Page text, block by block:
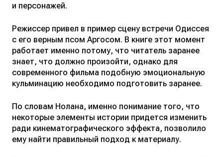
и персонажей.
Режиссер привел в пример сцену встречи Одиссея
с его верным псом Аргосом. В книге этот момент
работает именно потому, что читатель заранее
знает, что должно произойти, однако для
современного фильма подобную эмоциональную
кульминацию необходимо подготовить заранее.
По словам Нолана, именно понимание того, что
некоторые элементы истории придется изменить
ради кинематографического эффекта, позволило
ему найти правильный подход к материалу.